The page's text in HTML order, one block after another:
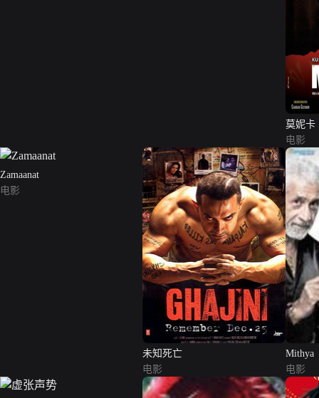
莫妮卡
电影
Zamaanat
电影
未知死亡
电影
Mithya
电影